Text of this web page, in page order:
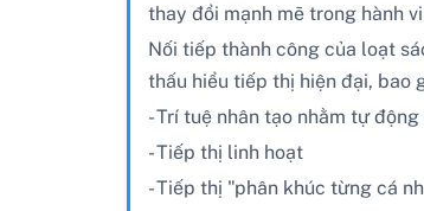
thay đổi mạnh mẽ trong hành
Nối tiếp thành công của loạt
thấu hiểu tiếp thị hiện đại, bao
- Trí tuệ nhân tạo nhằm tự
- Tiếp thị linh hoạt
- Tiếp thị "phân khúc từng cá